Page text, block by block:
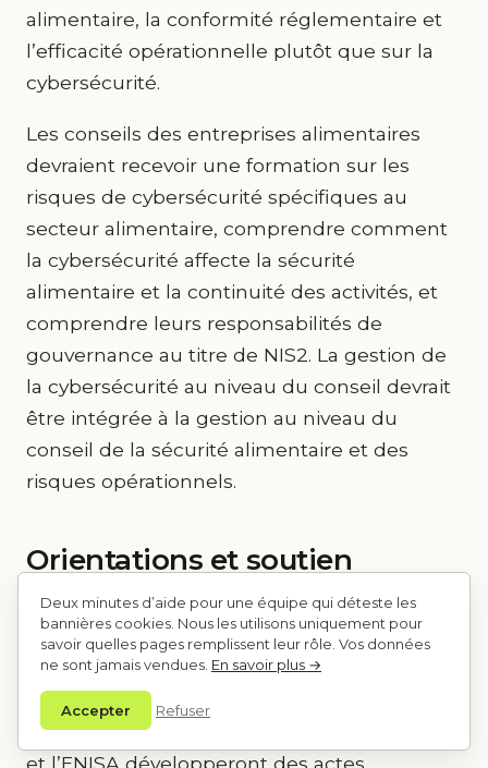
alimentaire, la conformité réglementaire et
l’efficacité opérationnelle plutôt que sur la
cybersécurité.
Les conseils des entreprises alimentaires
devraient recevoir une formation sur les
risques de cybersécurité spécifiques au
secteur alimentaire, comprendre comment
la cybersécurité affecte la sécurité
alimentaire et la continuité des activités, et
comprendre leurs responsabilités de
gouvernance au titre de NIS2. La gestion de
la cybersécurité au niveau du conseil devrait
être intégrée à la gestion au niveau du
conseil de la sécurité alimentaire et des
risques opérationnels.
Orientations et soutien
sectoriels
Compte tenu de la nouveauté de
l’application de NIS2 au secteur alimentaire,
de nombreuses entreprises alimentaires
recherchent des orientations. La Commission
et l’ENISA développeront des actes
Deux minutes d’aide pour une équipe qui déteste les
bannières cookies. Nous les utilisons uniquement pour
savoir quelles pages remplissent leur rôle. Vos données
ne sont jamais vendues. En savoir plus →
Accepter Refuser